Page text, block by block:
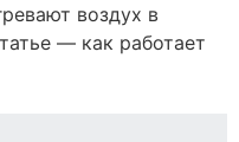
воздух в
— как работает